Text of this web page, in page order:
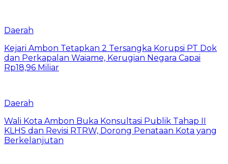
Daerah
Kejari Ambon Tetapkan 2 Tersangka Korupsi PT Dok
dan Perkapalan Waiame, Kerugian Negara Capai
Rp18,96 Miliar
Daerah
Wali Kota Ambon Buka Konsultasi Publik Tahap II
KLHS dan Revisi RTRW, Dorong Penataan Kota yang
Berkelanjutan